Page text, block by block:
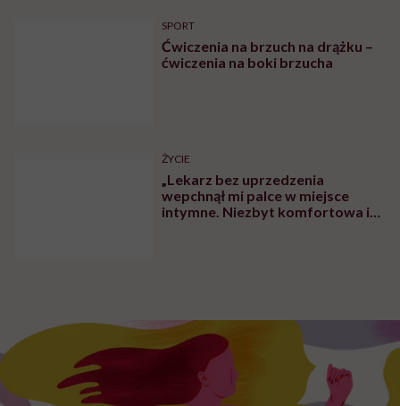
SPORT
Ćwiczenia na brzuch na drążku –
ćwiczenia na boki brzucha
ŻYCIE
„Lekarz bez uprzedzenia
wepchnął mi palce w miejsce
intymne. Niezbyt komfortowa i